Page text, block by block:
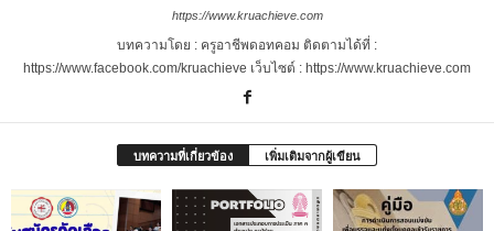
https://www.kruachieve.com
บทความโดย : ครูอาชีพดอทคอม ติดตามได้ที่ :
https://www.facebook.com/kruachieve เว็บไซต์ : https://www.kruachieve.com
บทความที่เกี่ยวข้อง เพิ่มเติมจากผู้เขียน